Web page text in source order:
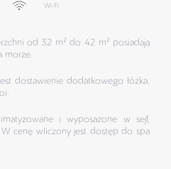
Wi-Fi
od 32 m² do 42 m² posiadają
morze.
dostawienie dodatkowego łóżka.
i wyposażone w sejf,
cenę wliczony jest dostęp do spa